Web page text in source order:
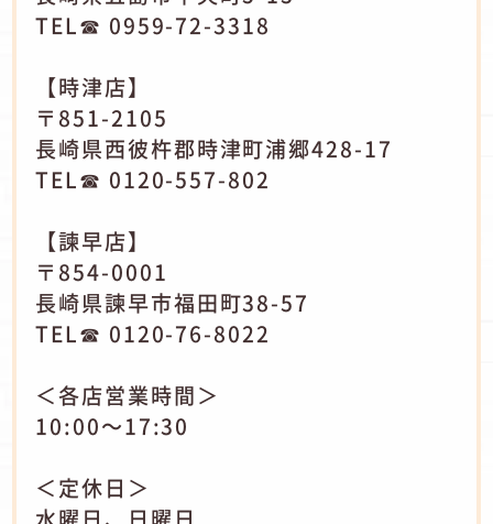
TEL☎ 0959-72-3318
【時津店】
〒851-2105
長崎県西彼杵郡時津町浦郷428-17
TEL☎ 0120-557-802
【諫早店】
〒854-0001
長崎県諫早市福田町38-57
TEL☎ 0120-76-8022
＜各店営業時間＞
10:00～17:30
＜定休日＞